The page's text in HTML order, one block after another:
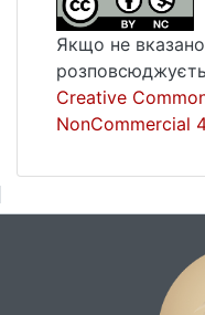
Якщо не
Creative
NonCommercial